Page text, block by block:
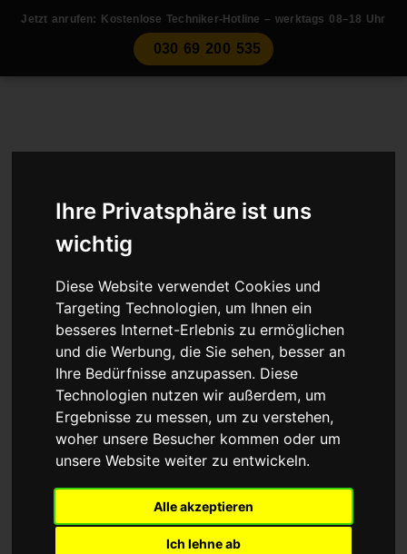
Ihre Privatsphäre ist uns
wichtig
Diese Website verwendet Cookies und
Targeting Technologien, um Ihnen ein
besseres Internet-Erlebnis zu ermöglichen
und die Werbung, die Sie sehen, besser an
Ihre Bedürfnisse anzupassen. Diese
Technologien nutzen wir außerdem, um
Ergebnisse zu messen, um zu verstehen,
woher unsere Besucher kommen oder um
unsere Website weiter zu entwickeln.
Alle akzeptieren
Ich lehne ab
Jetzt anrufen: Kostenlose Techniker-Hotline – werktags 08–18 Uhr
030 69 200 535
Steuergeräte-Reparatur &
Austauschgeräte für alle
12 Monate Gewährleistung
Nur 39 € Prüfpauschale
Persönliche Techniker-Beratung
13+ Jahre Erfahrung mit PKW & LKW
Jetzt anrufen: 030 69 200 535
Alle Hersteller, alle Fahrzeuge, auch